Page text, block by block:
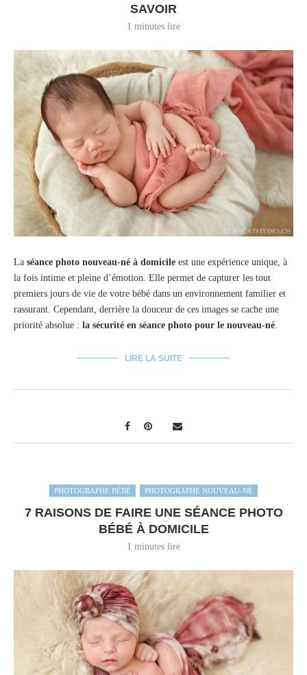
SAVOIR
1 minutes lire
La séance photo nouveau-né à domicile est une expérience unique, à
la fois intime et pleine d’émotion. Elle permet de capturer les tout
premiers jours de vie de votre bébé dans un environnement familier et
rassurant. Cependant, derrière la douceur de ces images se cache une
priorité absolue : la sécurité en séance photo pour le nouveau-né
LIRE LA SUITE
PHOTOGRAPHE BÉBÉ PHOTOGRAPHE NOUVEAU-NÉ
7 RAISONS DE FAIRE UNE SÉANCE PHOTO
BÉBÉ À DOMICILE
1 minutes lire